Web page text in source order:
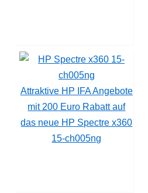
Attraktive HP IFA Angebote
mit 200 Euro Rabatt auf
das neue HP Spectre x360
15-ch005ng